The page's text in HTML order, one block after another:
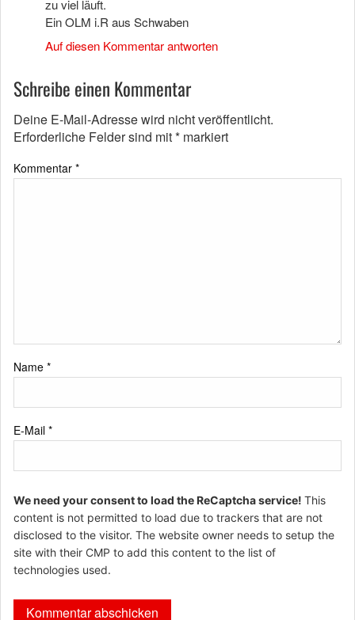
zu viel läuft.
Ein OLM i.R aus Schwaben
Auf diesen Kommentar antworten
Schreibe einen Kommentar
Deine E-Mail-Adresse wird nicht veröffentlicht.
Erforderliche Felder sind mit* markiert
Kommentar *
Name *
E-Mail *
We need your consent to load the ReCaptcha service! This
content is not permitted to load due to trackers that are not
disclosed to the visitor. The website owner needs to setup the
site with their CMP to add this content to the list of
technologies used.